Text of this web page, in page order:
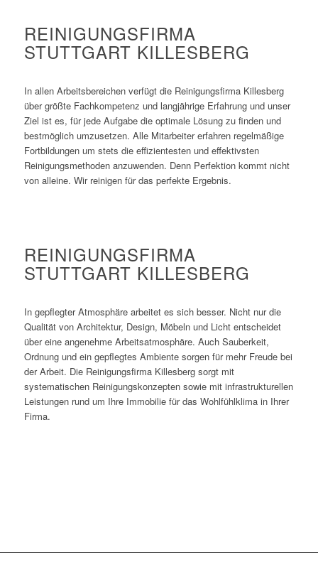
REINIGUNGSFIRMA
STUTTGART KILLESBERG
In allen Arbeitsbereichen verfügt die Reinigungsfirma Killesberg
über größte Fachkompetenz und langjährige Erfahrung und unser
Ziel ist es, für jede Aufgabe die optimale Lösung zu finden und
bestmöglich umzusetzen. Alle Mitarbeiter erfahren regelmäßige
Fortbildungen um stets die effizientesten und effektivsten
Reinigungsmethoden anzuwenden. Denn Perfektion kommt nicht
von alleine. Wir reinigen für das perfekte Ergebnis.
REINIGUNGSFIRMA
STUTTGART KILLESBERG
In gepflegter Atmosphäre arbeitet es sich besser. Nicht nur die
Qualität von Architektur, Design, Möbeln und Licht entscheidet
über eine angenehme Arbeitsatmosphäre. Auch Sauberkeit,
Ordnung und ein gepflegtes Ambiente sorgen für mehr Freude bei
der Arbeit. Die Reinigungsfirma Killesberg sorgt mit
systematischen Reinigungskonzepten sowie mit infrastrukturellen
Leistungen rund um Ihre Immobilie für das Wohlfühlklima in Ihrer
Firma.